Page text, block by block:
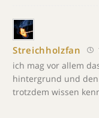
Streichholzfan
ich mag vor allem
hintergrund und den
trotzdem wissen